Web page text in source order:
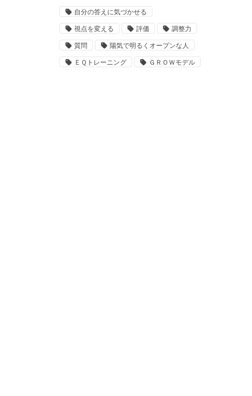
自分の答えに気づかせる
視点を変える 評価 調整力
質問 陽気で明るくオープンな人
ＥＱトレーニング ＧＲＯＷモデル